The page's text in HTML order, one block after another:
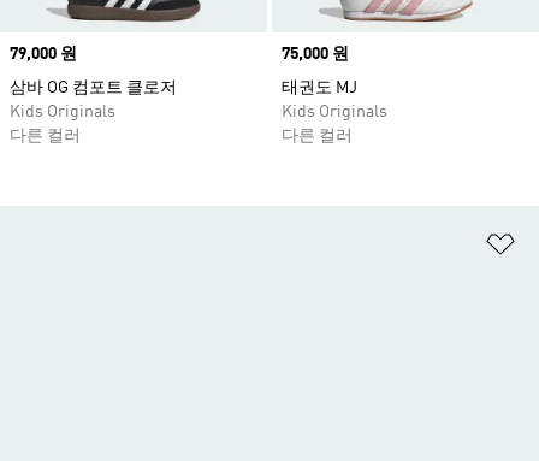
Price
79,000 원
삼바 OG 컴포트 클로저
Kids Originals
다른 컬러
Price
75,000 원
태권도 MJ
Kids Originals
다른 컬러